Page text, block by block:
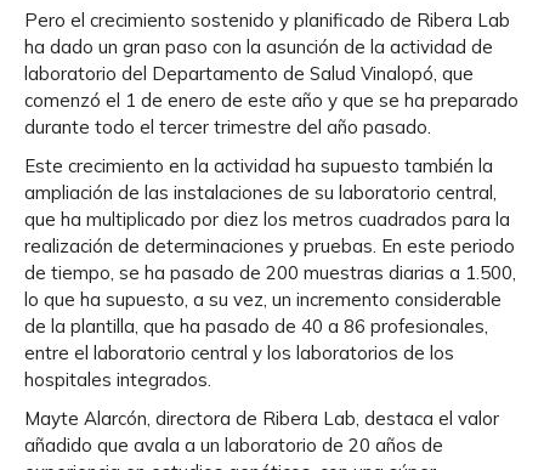
Pero el crecimiento sostenido y planificado de Ribera Lab
ha dado un gran paso con la asunción de la actividad de
laboratorio del Departamento de Salud Vinalopó, que
comenzó el 1 de enero de este año y que se ha preparado
durante todo el tercer trimestre del año pasado.
Este crecimiento en la actividad ha supuesto también la
ampliación de las instalaciones de su laboratorio central,
que ha multiplicado por diez los metros cuadrados para la
realización de determinaciones y pruebas. En este periodo
de tiempo, se ha pasado de 200 muestras diarias a 1.500,
lo que ha supuesto, a su vez, un incremento considerable
de la plantilla, que ha pasado de 40 a 86 profesionales,
entre el laboratorio central y los laboratorios de los
hospitales integrados.
Mayte Alarcón, directora de Ribera Lab, destaca el valor
añadido que avala a un laboratorio de 20 años de